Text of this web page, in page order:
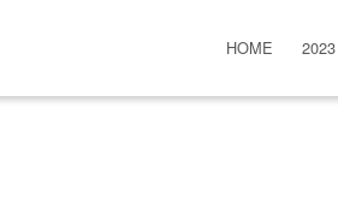
HOME 2023